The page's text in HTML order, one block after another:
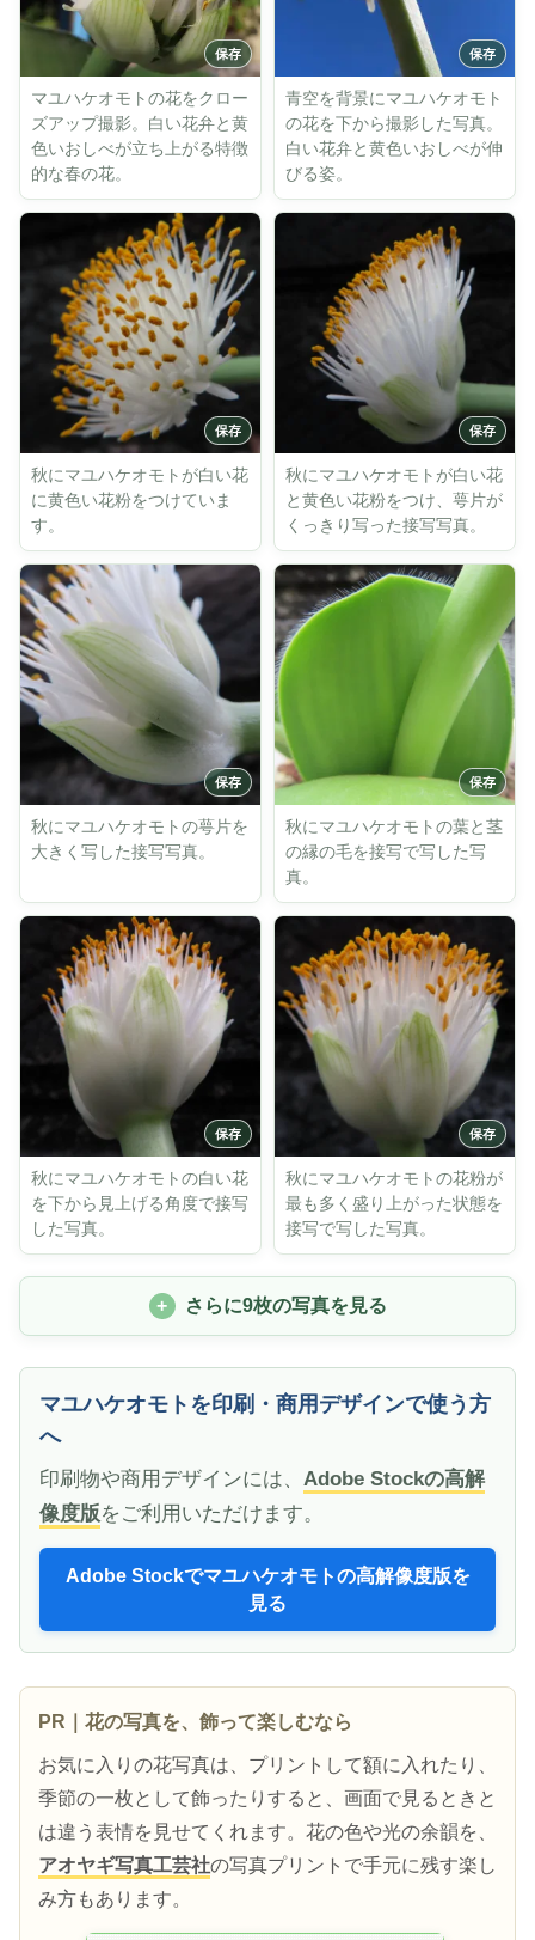
マユハケオモトの花をクロー
ズアップ撮影。白い花弁と黄
色いおしべが立ち上がる特徴
的な春の花。
青空を背景にマユハケオモト
の花を下から撮影した写真。
白い花弁と黄色いおしべが伸
びる姿。
秋にマユハケオモトが白い花
に黄色い花粉をつけていま
す。
秋にマユハケオモトが白い花
と黄色い花粉をつけ、萼片が
くっきり写った接写写真。
秋にマユハケオモトの萼片を
大きく写した接写写真。
秋にマユハケオモトの葉と茎
の縁の毛を接写で写した写
真。
秋にマユハケオモトの白い花
を下から見上げる角度で接写
した写真。
秋にマユハケオモトの花粉が
最も多く盛り上がった状態を
接写で写した写真。
さらに9枚の写真を見る
マユハケオモトを印刷・商用デザインで使う方
へ
印刷物や商用デザインには、 Adobe Stockの高解
像度版をご利用いただけます。
Adobe Stockでマユハケオモトの高解像度版を
見る
PR｜花の写真を、飾って楽しむなら
お気に入りの花写真は、プリントして額に入れたり、
季節の一枚として飾ったりすると、画面で見るときと
は違う表情を見せてくれます。花の色や光の余韻を、
アオヤギ写真工芸社の写真プリントで手元に残す楽し
み方もあります。